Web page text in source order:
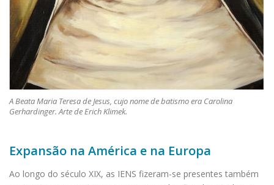
A Beata Maria Teresa de Jesus, cujo nome de batismo era Carolina
Gerhardinger. Arte de Erich Klimek.
Expansão na América e na Europa
Ao longo do século XIX, as IENS fizeram-se presentes também